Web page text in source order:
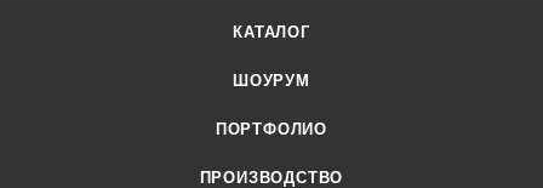
КАТАЛОГ
ШОУРУМ
ПОРТФОЛИО
ПРОИЗВОДСТВО